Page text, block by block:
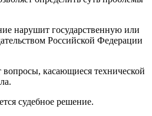
нарушит государственную или
Российской Федерации
касающиеся технической
судебное решение.